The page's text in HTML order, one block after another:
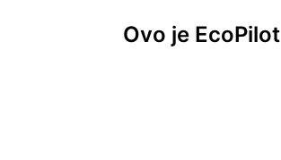
Ovo je EcoPilot